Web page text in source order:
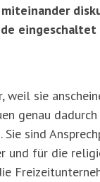
sie
genau
sind
und für die